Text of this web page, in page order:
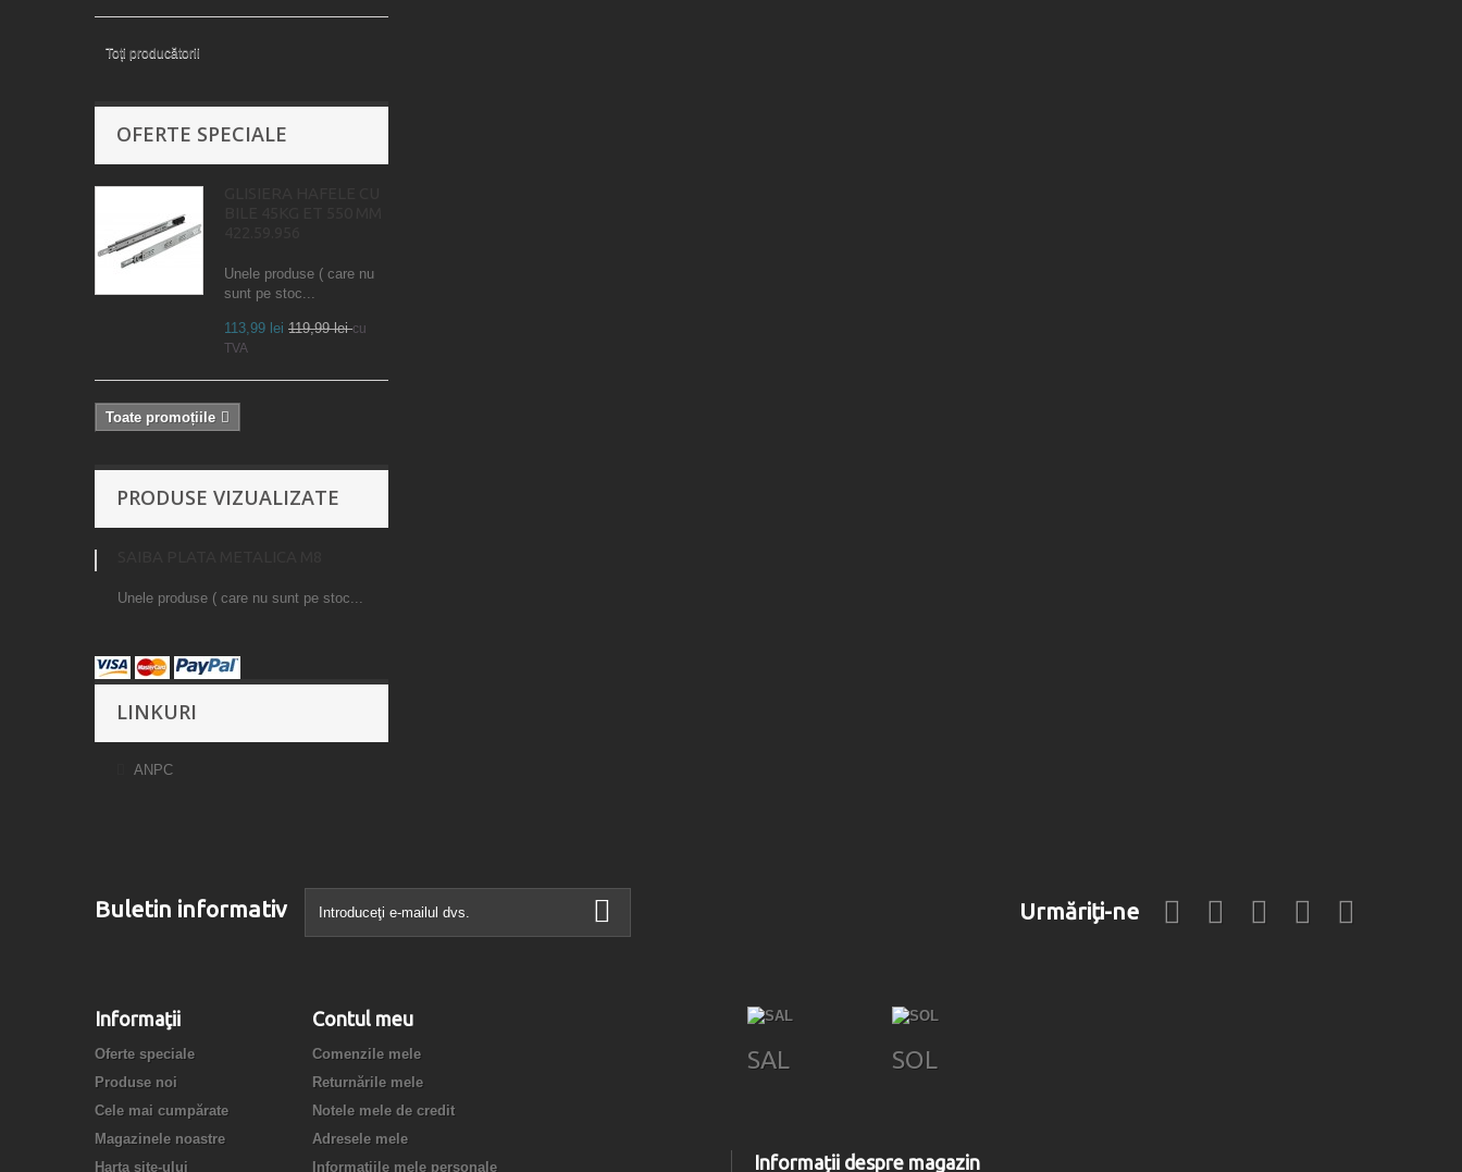
Toți producătorii
OFERTE SPECIALE
Unele produse ( care nu
sunt pe stoc...
113,99 lei 119,99 leicu
TVA
Toate promoțiile
PRODUSE VIZUALIZATE
Unele produse ( care nu sunt pe stoc...
LINKURI
ANPC
Buletin informativ Urmăriți-ne
Informaţii
Oferte speciale
Produse noi
Cele mai cumpărate
Magazinele noastre
Harta site-ului
Contul meu
Comenzile mele
Returnările mele
Notele mele de credit
Adresele mele
Informaţiile mele personale
SAL SOL
Informații despre magazin